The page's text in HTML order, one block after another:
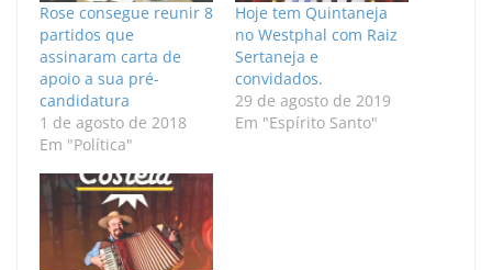
Rose consegue reunir 8
partidos que
assinaram carta de
apoio a sua pré-
candidatura
1 de agosto de 2018
Em "Política"
Hoje tem Quintaneja
no Westphal com Raiz
Sertaneja e
convidados.
29 de agosto de 2019
Em "Espírito Santo"